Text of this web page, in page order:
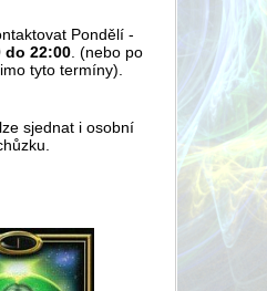
Pondělí -
do 22:00 . (nebo po
tyto termíny).
sjednat i osobní